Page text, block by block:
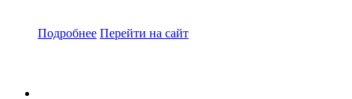
Подробнее Перейти на сайт